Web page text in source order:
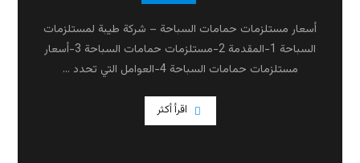
أسعار مستلزمات حمامات السباحة – شركة طيبة لمستلزمات
السباحة 1-المقدمة 2-مستلزمات حمامات السباحة 3-أسعار
مستلزمات حمامات السباحة 4-العوامل التي تحدد ...
اقرأ أكثر